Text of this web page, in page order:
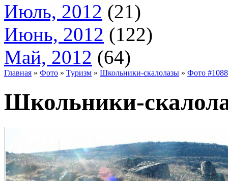
Июль, 2012 (21)
Июнь, 2012 (122)
Май, 2012 (64)
Главная » Фото » Туризм » Школьники-скалолазы » Фото #1088
Школьники-